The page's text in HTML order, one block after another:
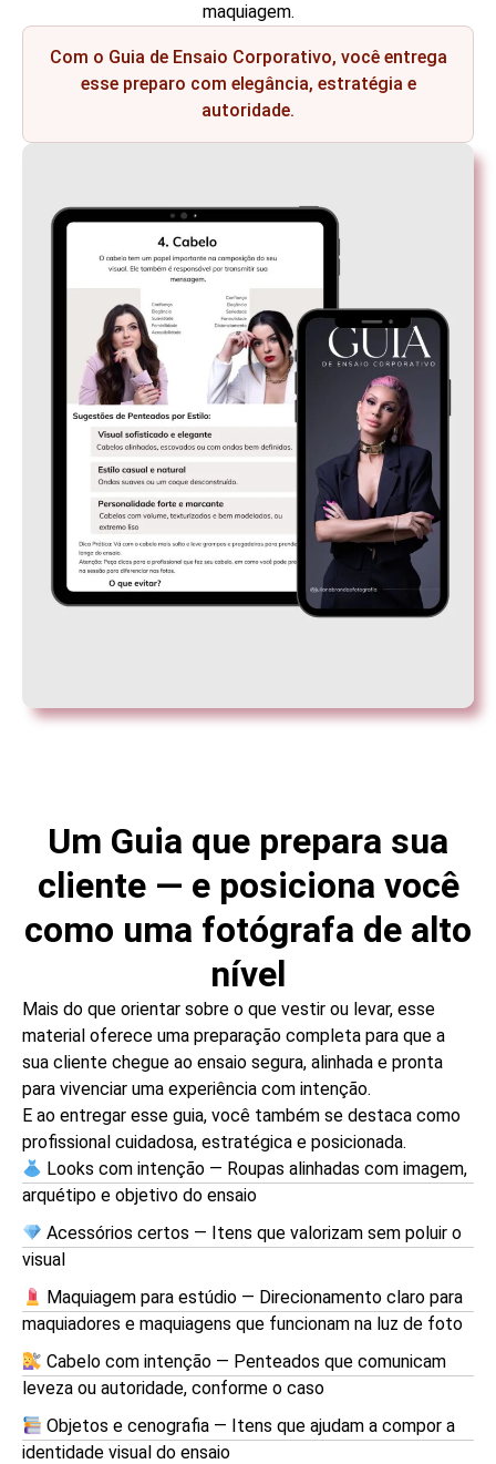
maquiagem.
Com o Guia de Ensaio Corporativo, você entrega
esse preparo com elegância, estratégia e
autoridade.
Um Guia que prepara sua
cliente — e posiciona você
como uma fotógrafa de alto
nível
Mais do que orientar sobre o que vestir ou levar, esse
material oferece uma preparação completa para que a
sua cliente chegue ao ensaio segura, alinhada e pronta
para vivenciar uma experiência com intenção.
E ao entregar esse guia, você também se destaca como
profissional cuidadosa, estratégica e posicionada.
Looks com intenção — Roupas alinhadas com imagem,
arquétipo e objetivo do ensaio
Acessórios certos — Itens que valorizam sem poluir o
visual
Maquiagem para estúdio — Direcionamento claro para
maquiadores e maquiagens que funcionam na luz de foto
Cabelo com intenção — Penteados que comunicam
leveza ou autoridade, conforme o caso
Objetos e cenografia — Itens que ajudam a compor a
identidade visual do ensaio